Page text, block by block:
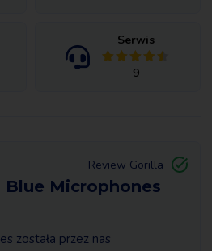
Serwis
9
Blue Microphones
Review Gorilla
została przez nas